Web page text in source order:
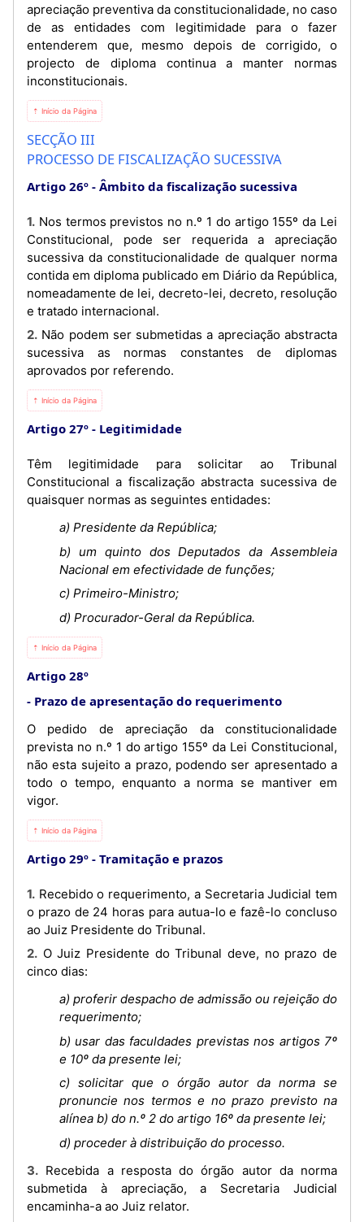
apreciação preventiva da constitucionalidade, no caso
de as entidades com legitimidade para o fazer
entenderem que, mesmo depois de corrigido, o
projecto de diploma continua a manter normas
inconstitucionais.
⇡ Início da Página
SECÇÃO III
PROCESSO DE FISCALIZAÇÃO SUCESSIVA
Artigo 26º Âmbito da fiscalização sucessiva
1. Nos termos previstos no n.º 1 do artigo 155º da Lei
Constitucional, pode ser requerida a apreciação
sucessiva da constitucionalidade de qualquer norma
contida em diploma publicado em Diário da República,
nomeadamente de lei, decreto-lei, decreto, resolução
e tratado internacional.
2. Não podem ser submetidas a apreciação abstracta
sucessiva as normas constantes de diplomas
aprovados por referendo.
⇡ Início da Página
Artigo 27º Legitimidade
Têm legitimidade para solicitar ao Tribunal
Constitucional a fiscalização abstracta sucessiva de
quaisquer normas as seguintes entidades:
a) Presidente da República;
b) um quinto dos Deputados da Assembleia
Nacional em efectividade de funções;
c) Primeiro-Ministro;
d) Procurador-Geral da República.
⇡ Início da Página
Artigo 28º
Prazo de apresentação do requerimento
O pedido de apreciação da constitucionalidade
prevista no n.º 1 do artigo 155º da Lei Constitucional,
não esta sujeito a prazo, podendo ser apresentado a
todo o tempo, enquanto a norma se mantiver em
vigor.
⇡ Início da Página
Artigo 29º Tramitação e prazos
1. Recebido o requerimento, a Secretaria Judicial tem
o prazo de 24 horas para autua-lo e fazê-lo concluso
ao Juiz Presidente do Tribunal.
2. O Juiz Presidente do Tribunal deve, no prazo de
cinco dias:
a) proferir despacho de admissão ou rejeição do
requerimento;
b) usar das faculdades previstas nos artigos 7º
e 10º da presente lei;
c) solicitar que o órgão autor da norma se
pronuncie nos termos e no prazo previsto na
alínea b) do n.º 2 do artigo 16º da presente lei;
d) proceder à distribuição do processo.
3. Recebida a resposta do órgão autor da norma
submetida à apreciação, a Secretaria Judicial
encaminha-a ao Juiz relator.